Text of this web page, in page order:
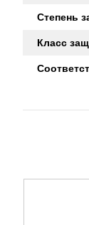
Степень
Класс